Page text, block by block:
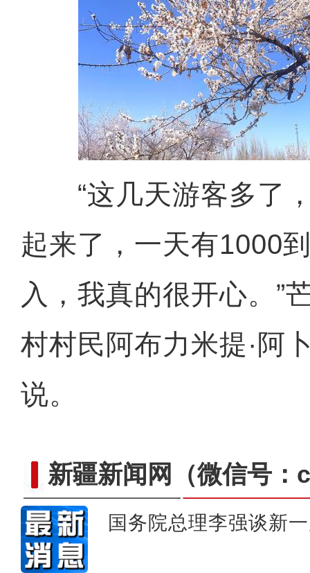
“这几天游客多了，
起来了，一天有1000
入，我真的很开心。”
村村民阿布力米提·阿
说。
新疆新闻网 （微信号
国务院总理李强谈新
乌鲁木齐经开区：脑卒中筛